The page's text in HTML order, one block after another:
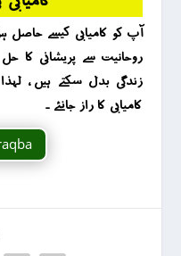
آپ کو کامیابی کیسے حاصل
زندگی بدل سکتے ہیں ،
کامیابی کا راز جانئے ۔